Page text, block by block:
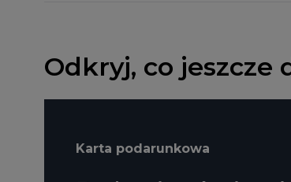
Odkryj, co
Karta podarunkowa